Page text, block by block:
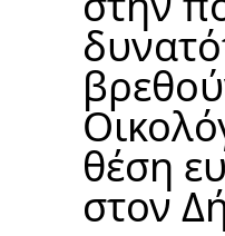
θέση
στον